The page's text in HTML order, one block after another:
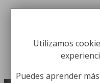
Saltar
Utilizamos
Puedes aprender